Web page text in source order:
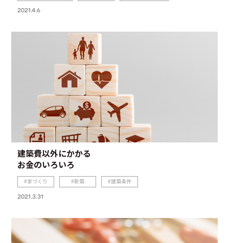
2021.4.6
建築費以外にかかる
お金のいろいろ
家づくり 新築 建築条件
2021.3.31